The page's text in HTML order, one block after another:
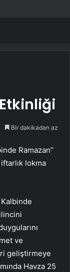
Bir dakikadan az
Ramazan”
lokma
ve
geliştirmeye
Havza 25